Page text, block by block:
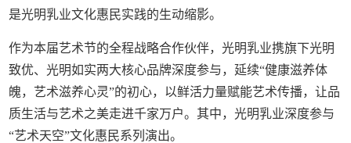
是光明乳业文化惠民实践的生动缩影。
作为本届艺术节的全程战略合作伙伴，光明乳业携旗下光明
致优、光明如实两大核心品牌深度参与，延续“健康滋养体
魄，艺术滋养心灵”的初心，以鲜活力量赋能艺术传播，让品
质生活与艺术之美走进千家万户。其中，光明乳业深度参与
“艺术天空”文化惠民系列演出。